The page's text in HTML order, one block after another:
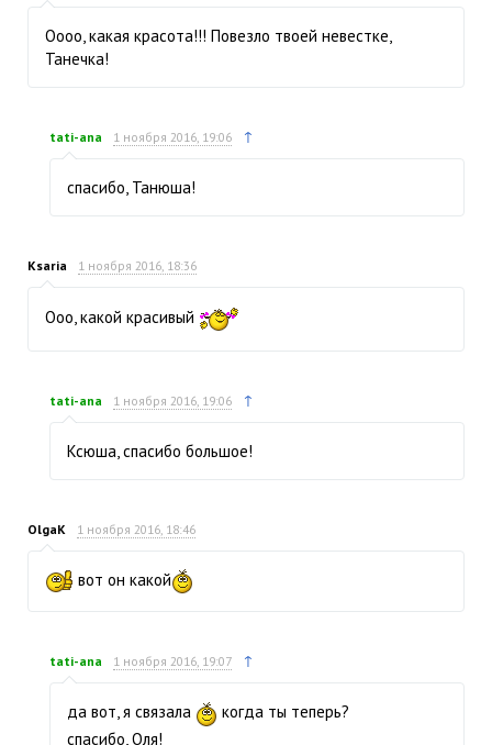
Оооо, какая красота!!! Повезло твоей невестке,
Танечка!
tati-ana 1 ноября 2016, 19:06 ↑
спасибо, Танюша!
Ksaria 1 ноября 2016, 18:36
Ооо, какой красивый
tati-ana 1 ноября 2016, 19:06 ↑
Ксюша, спасибо большое!
OlgaK 1 ноября 2016, 18:46
вот он какой
tati-ana 1 ноября 2016, 19:07 ↑
да вот, я связала
когда ты теперь?
спасибо, Оля!